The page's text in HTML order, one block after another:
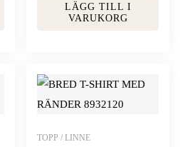
LÄGG TILL I
VARUKORG
TOPP / LINNE